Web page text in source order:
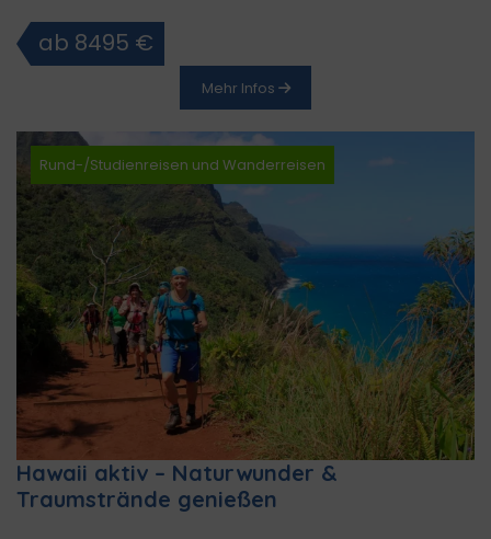
ab 8495 €
Mehr Infos
Rund-/Studienreisen und Wanderreisen
Hawaii aktiv – Naturwunder &
Traumstrände genießen